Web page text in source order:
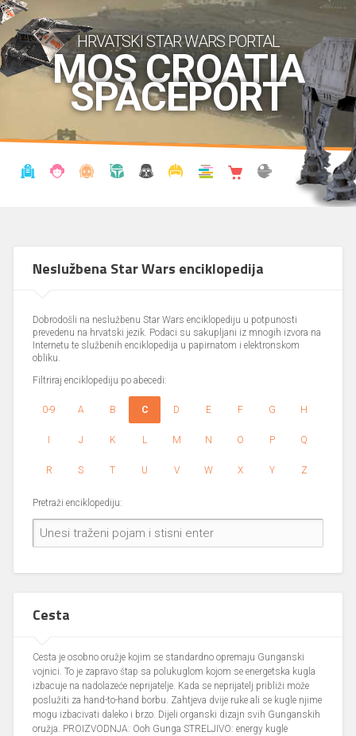
HRVATSKI STAR WARS PORTAL
MOS CROATIA
SPACEPORT
Neslužbena Star Wars enciklopedija
Dobrodošli na neslužbenu Star Wars enciklopediju u potpunosti
prevedenu na hrvatski jezik. Podaci su sakupljani iz mnogih izvora na
Internetu te službenih enciklopedija u papirnatom i elektronskom
obliku.
Filtriraj enciklopediju po abecedi:
0-9 A B C D E F G H
I J K L M N O P Q
R S T U V W X Y Z
Pretraži enciklopediju:
Cesta
Cesta je osobno oružje kojim se standardno opremaju Gunganski
vojnici. To je zapravo štap sa polukuglom kojom se energetska kugla
izbacuje na nadolazeće neprijatelje. Kada se neprijatelj približi može
poslužiti za hand-to-hand borbu. Zahtjeva dvije ruke ali se kugle njime
mogu izbacivati daleko i brzo. Dijeli organski dizajn svih Gunganskih
oružja. PROIZVODNJA: Ooh Gunga STRELJIVO: energy kugle